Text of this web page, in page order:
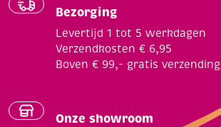
Bezorging
Levertijd 1 tot 5 werkdagen
Verzendkosten € 6,95
Boven € 99,- gratis verzending
Onze showroom